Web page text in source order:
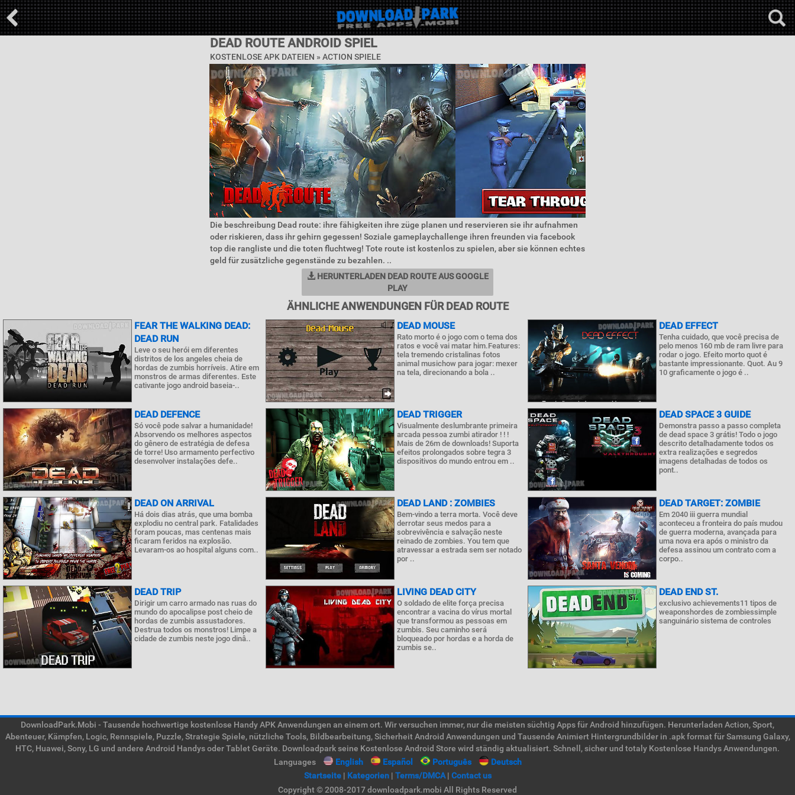
DEAD ROUTE ANDROID SPIEL
KOSTENLOSE APK DATEIEN » ACTION SPIELE
Die beschreibung Dead route: ihre fähigkeiten ihre züge planen und reservieren sie ihr aufnahmen
oder riskieren, dass ihr gehirn gegessen! Soziale gameplaychallenge ihren freunden via facebook
top die rangliste und die toten fluchtweg! Tote route ist kostenlos zu spielen, aber sie können echtes
geld für zusätzliche gegenstände zu bezahlen. ..
HERUNTERLADEN DEAD ROUTE AUS GOOGLE
PLAY
ÄHNLICHE ANWENDUNGEN FÜR DEAD ROUTE
FEAR THE WALKING DEAD:
DEAD RUN
Leve o seu herói em diferentes
distritos de los angeles cheia de
hordas de zumbis horríveis. Atire em
monstros de armas diferentes. Este
cativante jogo android baseia-..
DEAD MOUSE
Rato morto é o jogo com o tema dos
ratos e você vai matar him.Features:
tela tremendo cristalinas fotos
animal musichow para jogar: mexer
na tela, direcionando a bola ..
DEAD EFFECT
Tenha cuidado, que você precisa de
pelo menos 160 mb de ram livre para
rodar o jogo. Efeito morto quot é
bastante impressionante. Quot. Au 9
10 graficamente o jogo é ..
DEAD DEFENCE
Só você pode salvar a humanidade!
Absorvendo os melhores aspectos
do gênero de estratégia de defesa
de torre! Uso armamento perfectivo
desenvolver instalações defe..
DEAD TRIGGER
Visualmente deslumbrante primeira
arcada pessoa zumbi atirador ! ! !
Mais de 26m de downloads! Suporta
efeitos prolongados sobre tegra 3
dispositivos do mundo entrou em ..
DEAD SPACE 3 GUIDE
Demonstra passo a passo completa
de dead space 3 grátis! Todo o jogo
descrito detalhadamente todos os
extra realizações e segredos
imagens detalhadas de todos os
pont..
DEAD ON ARRIVAL
Há dois dias atrás, que uma bomba
explodiu no central park. Fatalidades
foram poucas, mas centenas mais
ficaram feridos na explosão.
Levaram-os ao hospital alguns com..
DEAD LAND : ZOMBIES
Bem-vindo a terra morta. Você deve
derrotar seus medos para a
sobrevivência e salvação neste
reinado de zombies. You tem que
atravessar a estrada sem ser notado
por ..
DEAD TARGET: ZOMBIE
Em 2040 iii guerra mundial
aconteceu a fronteira do país mudou
de guerra moderna, avançada para
uma nova era após o ministro da
defesa assinou um contrato com a
corpo..
DEAD TRIP
Dirigir um carro armado nas ruas do
mundo do apocalipse post cheio de
hordas de zumbis assustadores.
Destrua todos os monstros! Limpe a
cidade de zumbis neste jogo dinâ..
LIVING DEAD CITY
O soldado de elite força precisa
encontrar a vacina do vírus mortal
que transformou as pessoas em
zumbis. Seu caminho será
bloqueado por hordas e a horda de
zumbis se..
DEAD END ST.
exclusivo achievements11 tipos de
weaponshordes de zombiessimple
sanguinário sistema de controles
DownloadPark.Mobi - Tausende hochwertige kostenlose Handy APK Anwendungen an einem ort. Wir versuchen immer, nur die meisten süchtig Apps für Android hinzufügen. Herunterladen Action, Sport,
Abenteuer, Kämpfen, Logic, Rennspiele, Puzzle, Strategie Spiele, nützliche Tools, Bildbearbeitung, Sicherheit Android Anwendungen und Tausende Animiert Hintergrundbilder in .apk format für Samsung Galaxy,
HTC, Huawei, Sony, LG und andere Android Handys oder Tablet Geräte. Downloadpark seine Kostenlose Android Store wird ständig aktualisiert. Schnell, sicher und totaly Kostenlose Handys Anwendungen.
Languages
English Español Português
Deutsch
Startseite| Kategorien| Terms/DMCA| Contact us
Copyright © 2008-2017 downloadpark.mobi All Rights Reserved